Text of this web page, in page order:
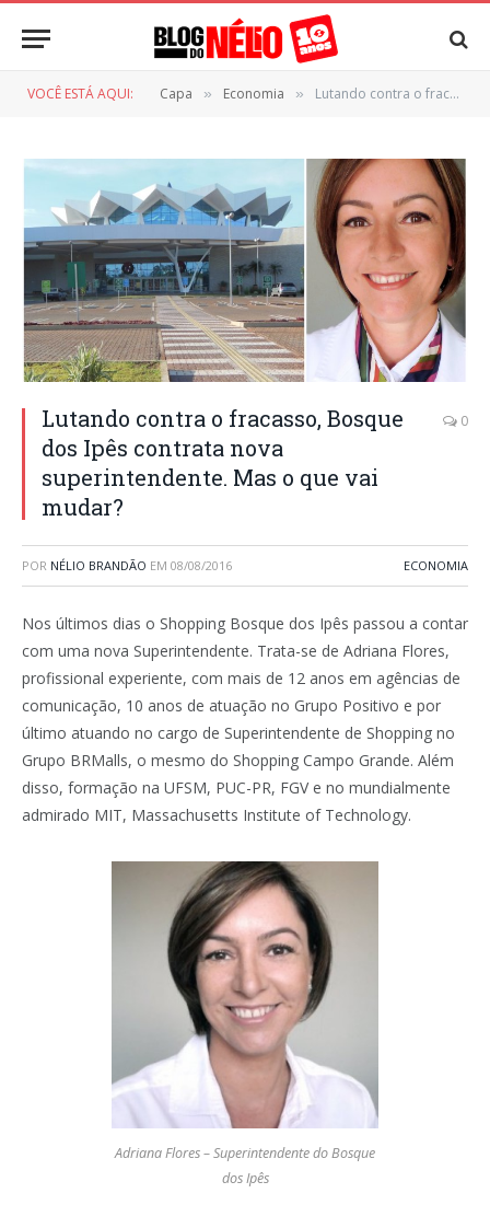
VOCÊ ESTÁ AQUI: Capa » Economia » Lutando contra o fracasso, Bosque dos Ipês contrata nova superintendente. Mas o que vai mudar?
Lutando contra o fracasso, Bosque
dos Ipês contrata nova
superintendente. Mas o que vai
mudar?
0
POR NÉLIO BRANDÃO EM 08/08/2016 ECONOMIA
Nos últimos dias o Shopping Bosque dos Ipês passou a contar
com uma nova Superintendente. Trata-se de Adriana Flores,
profissional experiente, com mais de 12 anos em agências de
comunicação, 10 anos de atuação no Grupo Positivo e por
último atuando no cargo de Superintendente de Shopping no
Grupo BRMalls, o mesmo do Shopping Campo Grande. Além
disso, formação na UFSM, PUC-PR, FGV e no mundialmente
admirado MIT, Massachusetts Institute of Technology.
Adriana Flores – Superintendente do Bosque
dos Ipês